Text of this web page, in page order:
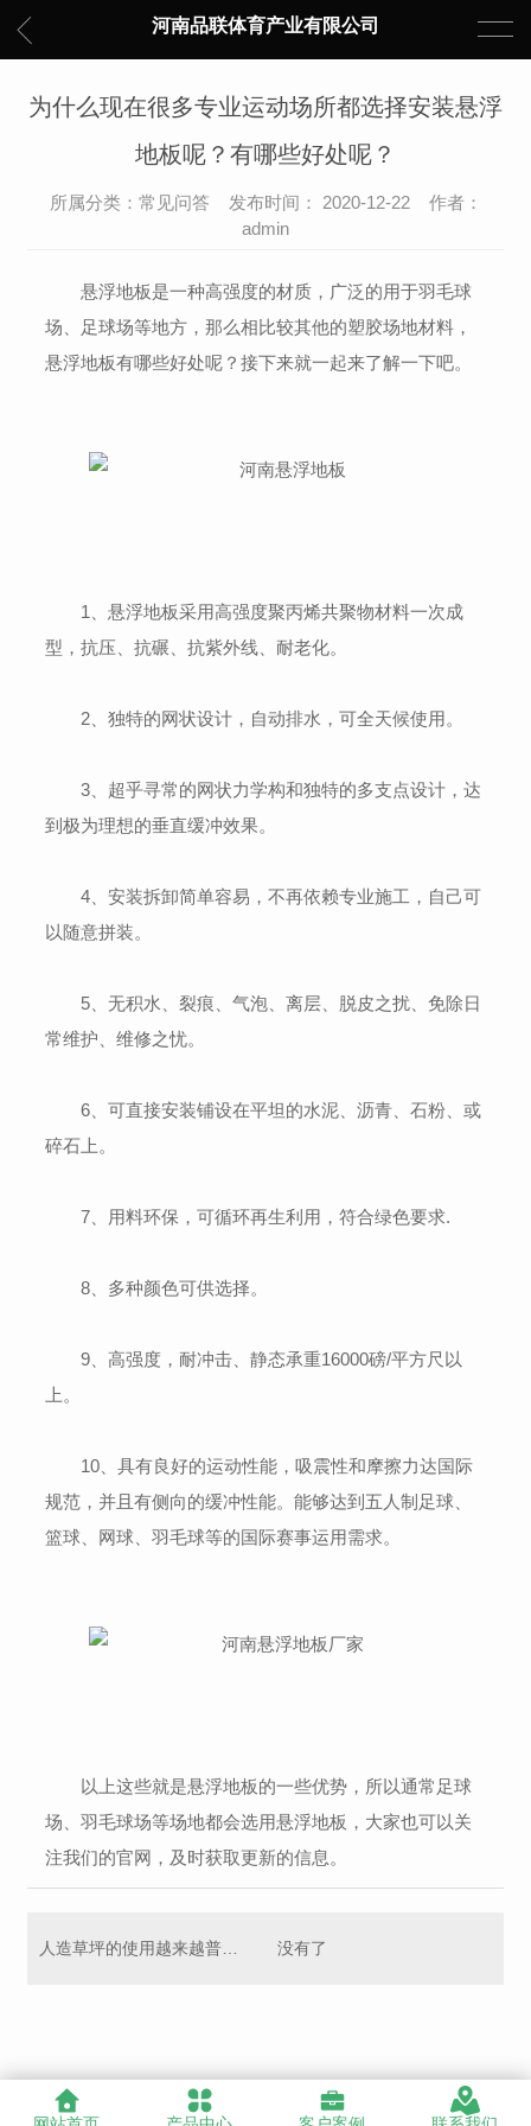
河南品联体育产业有限公司
为什么现在很多专业运动场所都选择安装悬浮
地板呢？有哪些好处呢？
所属分类：常见问答 发布时间： 2020-12-22 作者：
admin
悬浮地板是一种高强度的材质，广泛的用于羽毛球
场、足球场等地方，那么相比较其他的塑胶场地材料，
悬浮地板有哪些好处呢？接下来就一起来了解一下吧。
1、悬浮地板采用高强度聚丙烯共聚物材料一次成
型，抗压、抗碾、抗紫外线、耐老化。
2、独特的网状设计，自动排水，可全天候使用。
3、超乎寻常的网状力学构和独特的多支点设计，达
到极为理想的垂直缓冲效果。
4、安装拆卸简单容易，不再依赖专业施工，自己可
以随意拼装。
5、无积水、裂痕、气泡、离层、脱皮之扰、免除日
常维护、维修之忧。
6、可直接安装铺设在平坦的水泥、沥青、石粉、或
碎石上。
7、用料环保，可循环再生利用，符合绿色要求.
8、多种颜色可供选择。
9、高强度，耐冲击、静态承重16000磅/平方尺以
上。
10、具有良好的运动性能，吸震性和摩擦力达国际
规范，并且有侧向的缓冲性能。能够达到五人制足球、
篮球、网球、羽毛球等的国际赛事运用需求。
以上这些就是悬浮地板的一些优势，所以通常足球
场、羽毛球场等场地都会选用悬浮地板，大家也可以关
注我们的官网，及时获取更新的信息。
没有了